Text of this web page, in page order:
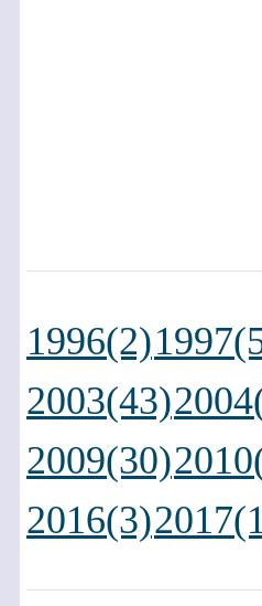
1996(2)
2003(43)
2009(30)
2016(3)